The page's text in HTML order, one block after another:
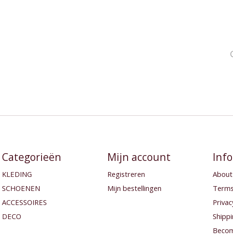
Categorieën
KLEDING
SCHOENEN
ACCESSOIRES
DECO
Mijn account
Registreren
Mijn bestellingen